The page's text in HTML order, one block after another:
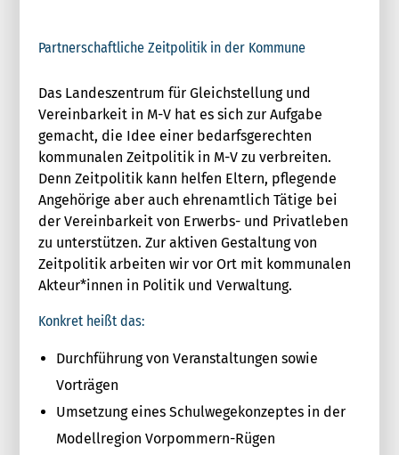
Partnerschaftliche Zeitpolitik in der Kommune
Das Landeszentrum für Gleichstellung und
Vereinbarkeit in M-V hat es sich zur Aufgabe
gemacht, die Idee einer bedarfsgerechten
kommunalen Zeitpolitik in M-V zu verbreiten.
Denn Zeitpolitik kann helfen Eltern, pflegende
Angehörige aber auch ehrenamtlich Tätige bei
der Vereinbarkeit von Erwerbs- und Privatleben
zu unterstützen. Zur aktiven Gestaltung von
Zeitpolitik arbeiten wir vor Ort mit kommunalen
Akteur*innen in Politik und Verwaltung.
Konkret heißt das:
Durchführung von Veranstaltungen sowie
Vorträgen
Umsetzung eines Schulwegekonzeptes in der
Modellregion Vorpommern-Rügen